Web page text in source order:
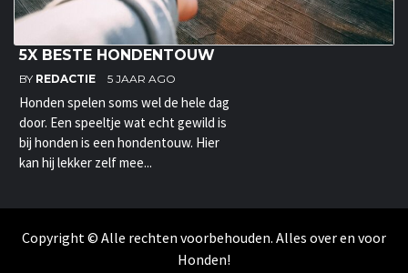
5X BESTE HONDENTOUW
BY REDACTIE 5 JAAR AGO
Honden spelen soms wel de hele dag
door. Een speeltje wat echt gewild is
bij honden is een hondentouw. Hier
kan hij lekker zelf mee...
Copyright © Alle rechten voorbehouden. Alles over en voor
Honden!